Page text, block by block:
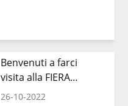
Benvenuti a farci
visita alla FIERA
COMMERCIALE DELLA
26-10-2022